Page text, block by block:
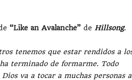
“Like an Avalanche” de Hillsong.
tenemos que estar rendidos a
terminado de formarme. Todo
va a tocar a muchas personas a